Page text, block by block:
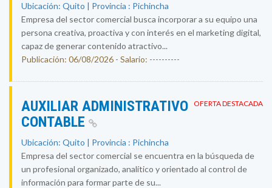
Ubicación: Quito | Provincia : Pichincha
Empresa del sector comercial busca incorporar a su equipo una
persona creativa, proactiva y con interés en el marketing digital,
capaz de generar contenido atractivo...
Publicación: 06/08/2026 - Salario: ----------
OFERTA DESTACADA
AUXILIAR ADMINISTRATIVO
CONTABLE
Ubicación: Quito | Provincia : Pichincha
Empresa del sector comercial se encuentra en la búsqueda de
un profesional organizado, analítico y orientado al control de
información para formar parte de su...